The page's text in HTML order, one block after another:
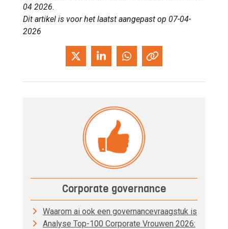
04 2026.
Dit artikel is voor het laatst aangepast op 07-04-
2026
Corporate governance
Waarom ai ook een governancevraagstuk is
Analyse Top-100 Corporate Vrouwen 2026: